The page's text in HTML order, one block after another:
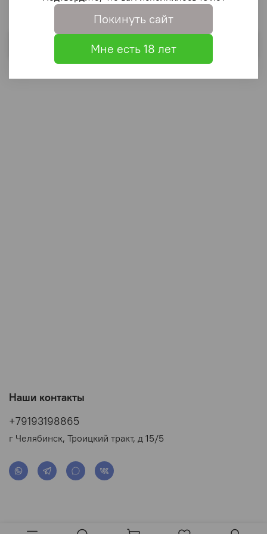
Выбрать
Наши контакты
+79193198865
г Челябинск, Троицкий тракт, д 15/5
Покинуть сайт
Мне есть 18 лет